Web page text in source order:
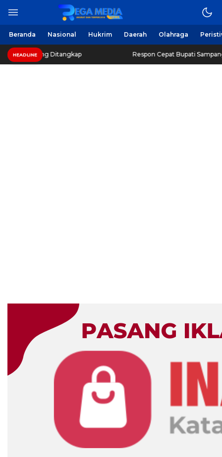
Beranda Nasional Hukrim Daerah Olahraga
HEADLINE
Ditangkap Respon Cepat Bupati Sampang, Beri